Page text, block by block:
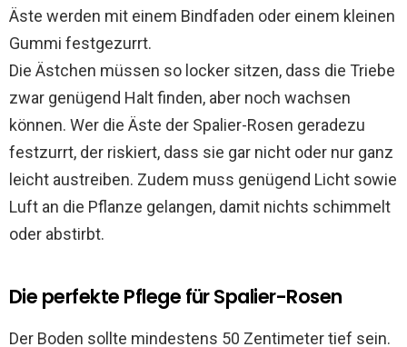
Äste werden mit einem Bindfaden oder einem kleinen
Gummi festgezurrt.
Die Ästchen müssen so locker sitzen, dass die Triebe
zwar genügend Halt finden, aber noch wachsen
können. Wer die Äste der Spalier-Rosen geradezu
festzurrt, der riskiert, dass sie gar nicht oder nur ganz
leicht austreiben. Zudem muss genügend Licht sowie
Luft an die Pflanze gelangen, damit nichts schimmelt
oder abstirbt.
Die perfekte Pflege für Spalier-Rosen
Der Boden sollte mindestens 50 Zentimeter tief sein.